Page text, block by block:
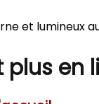
et lumineux
plus en